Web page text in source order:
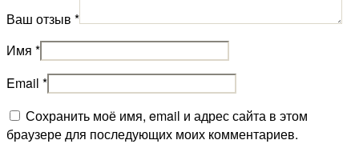
Ваш отзыв *
Имя *
Email *
Сохранить моё имя, email и адрес сайта в этом
браузере для последующих моих комментариев.